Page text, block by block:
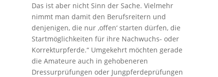
Das ist aber nicht Sinn der Sache. Vielmehr
nimmt man damit den Berufsreitern und
denjenigen, die nur ‚offen‘ starten dürfen, die
Startmöglichkeiten für ihre Nachwuchs- oder
Korrekturpferde.“ Umgekehrt möchten gerade
die Amateure auch in gehobeneren
Dressurprüfungen oder Jungpferdeprüfungen